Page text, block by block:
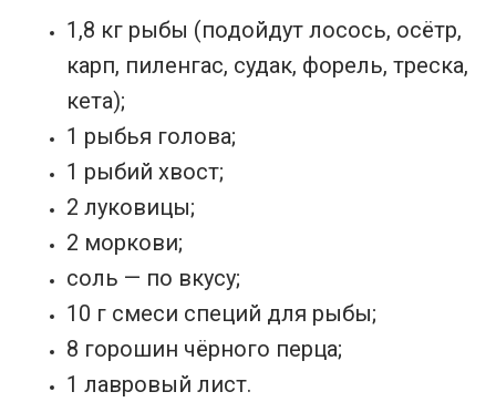
1,8 кг рыбы (подойдут лосось, осётр,
карп, пиленгас, судак, форель, треска,
кета);
1 рыбья голова;
1 рыбий хвост;
2 луковицы;
2 моркови;
соль — по вкусу;
10 г смеси специй для рыбы;
8 горошин чёрного перца;
1 лавровый лист.